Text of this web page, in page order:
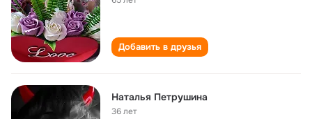
Добавить в друзья
Наталья Петрушина
36 лет